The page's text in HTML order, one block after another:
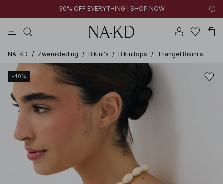
30% OFF EVERYTHING | SHOP NOW
NA-KD / Zwemkleding / Bikini's / Bikinitops / Triangel Bikini's
-40%